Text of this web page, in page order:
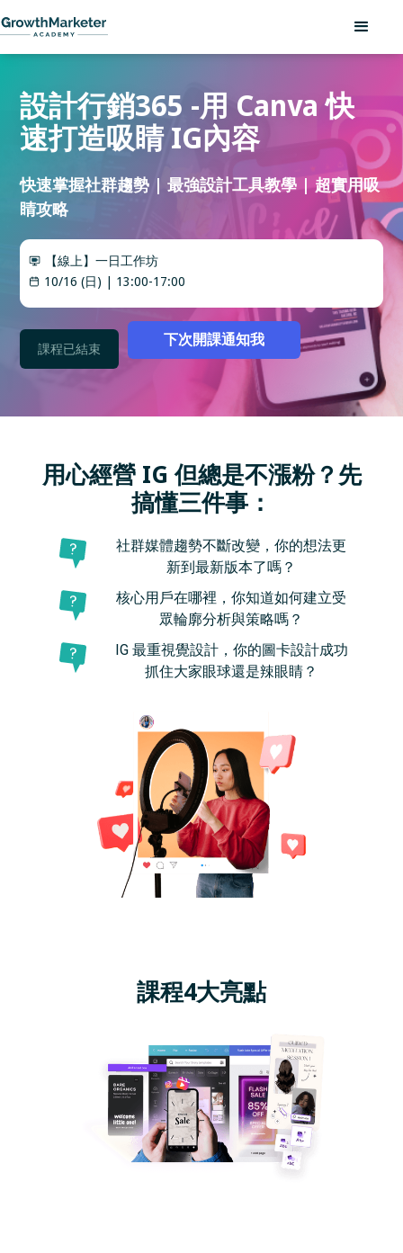
設計行銷365 -用 Canva 快
速打造吸睛 IG內容
快速掌握社群趨勢 | 最強設計工具教學 | 超實用吸
睛攻略
【線上】一日工作坊
10/16 (日) | 13:00-17:00
課程已結束
下次開課通知我
用心經營 IG 但總是不漲粉？先
搞懂三件事：
社群媒體趨勢不斷改變，你的想法更
新到最新版本了嗎？
核心用戶在哪裡，你知道如何建立受
眾輪廓分析與策略嗎？
IG 最重視覺設計，你的圖卡設計成功
抓住大家眼球還是辣眼睛？
課程4大亮點